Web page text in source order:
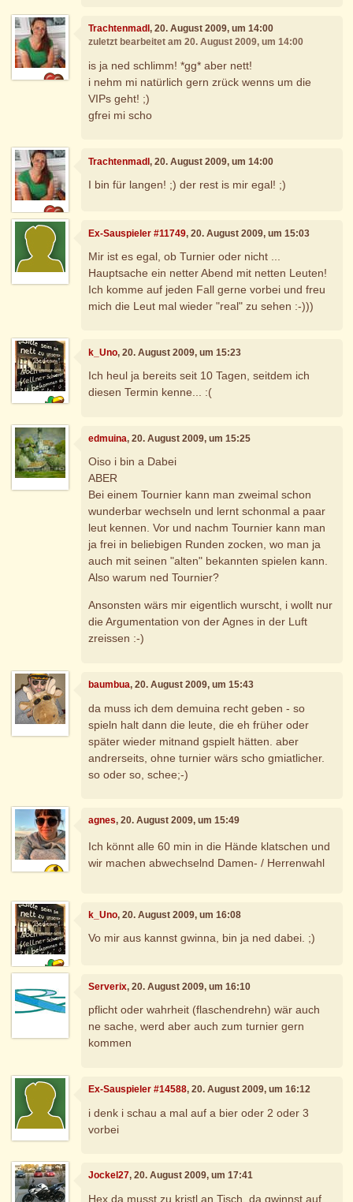
Trachtenmadl, 20. August 2009, um 14:00
zuletzt bearbeitet am 20. August 2009, um 14:00
is ja ned schlimm! *gg* aber nett!
i nehm mi natürlich gern zrück wenns um die
VIPs geht! ;)
gfrei mi scho
Trachtenmadl, 20. August 2009, um 14:00
I bin für langen! ;) der rest is mir egal! ;)
Ex-Sauspieler #11749, 20. August 2009, um 15:03
Mir ist es egal, ob Turnier oder nicht ...
Hauptsache ein netter Abend mit netten Leuten!
Ich komme auf jeden Fall gerne vorbei und freu
mich die Leut mal wieder "real" zu sehen :-)))
k_Uno, 20. August 2009, um 15:23
Ich heul ja bereits seit 10 Tagen, seitdem ich
diesen Termin kenne... :(
edmuina, 20. August 2009, um 15:25
Oiso i bin a Dabei
ABER
Bei einem Tournier kann man zweimal schon
wunderbar wechseln und lernt schonmal a paar
leut kennen. Vor und nachm Tournier kann man
ja frei in beliebigen Runden zocken, wo man ja
auch mit seinen "alten" bekannten spielen kann.
Also warum ned Tournier?
Ansonsten wärs mir eigentlich wurscht, i wollt nur
die Argumentation von der Agnes in der Luft
zreissen :-)
baumbua, 20. August 2009, um 15:43
da muss ich dem demuina recht geben - so
spieln halt dann die leute, die eh früher oder
später wieder mitnand gspielt hätten. aber
andrerseits, ohne turnier wärs scho gmiatlicher.
so oder so, schee;-)
agnes, 20. August 2009, um 15:49
Ich könnt alle 60 min in die Hände klatschen und
wir machen abwechselnd Damen- / Herrenwahl
k_Uno, 20. August 2009, um 16:08
Vo mir aus kannst gwinna, bin ja ned dabei. ;)
Serverix, 20. August 2009, um 16:10
pflicht oder wahrheit (flaschendrehn) wär auch
ne sache, werd aber auch zum turnier gern
kommen
Ex-Sauspieler #14588, 20. August 2009, um 16:12
i denk i schau a mal auf a bier oder 2 oder 3
vorbei
Jockel27, 20. August 2009, um 17:41
Hex da musst zu kristl an Tisch, da gwinnst auf